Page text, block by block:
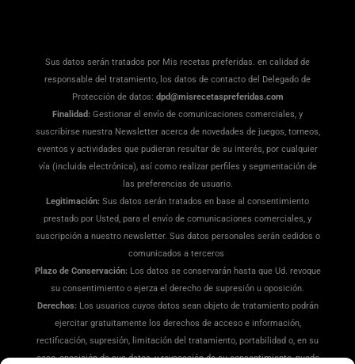
Sus datos serán tratados por Mis recetas preferidas. en calidad de
responsable del tratamiento, los datos de contacto del Delegado de
Protección de datos: dpd@misrecetaspreferidas.com
Finalidad: Gestionar el envío de comunicaciones comerciales, y
suscribirse nuestra Newsletter acerca de novedades de juegos, torneos,
eventos y actividades que pudieran resultar de su interés, por cualquier
vía (incluida electrónica), así como realizar perfiles y segmentación de
las preferencias de usuario.
Legitimación: Sus datos serán tratados en base al consentimiento
prestado por Usted, para el envío de comunicaciones comerciales, y
suscripción a nuestro newsletter. Sus datos personales serán cedidos o
comunicados a terceros
Plazo de Conservación: Los datos se conservarán hasta que Ud. revoque
su consentimiento o ejerza el derecho de supresión u oposición.
Derechos: Los usuarios cuyos datos sean objeto de tratamiento podrán
ejercitar gratuitamente los derechos de acceso e información,
rectificación, supresión, limitación del tratamiento, portabilidad o, en su
caso, oposición de sus datos, y revocación de su consentimiento, puede